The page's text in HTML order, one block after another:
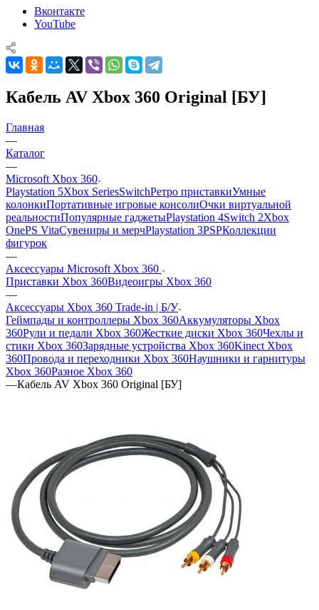
Вконтакте
YouTube
Кабель AV Xbox 360 Original [БУ]
Главная
—
Каталог
—
Microsoft Xbox 360
Playstation 5Xbox SeriesSwitchРетро приставкиУмные
колонкиПортативные игровые консолиОчки виртуальной
реальностиПопулярные гаджетыPlaystation 4Switch 2Xbox
OnePS VitaСувениры и мерчPlaystation 3PSPКоллекции
фигурок
—
Аксессуары Microsoft Xbox 360
Приставки Xbox 360Видеоигры Xbox 360
—
Аксессуары Xbox 360 Trade-in | Б/У
Геймпады и контроллеры Xbox 360Аккумуляторы Xbox
360Рули и педали Xbox 360Жесткие диски Xbox 360Чехлы и
стики Xbox 360Зарядные устройства Xbox 360Kinect Xbox
360Провода и переходники Xbox 360Наушники и гарнитуры
Xbox 360Разное Xbox 360
—Кабель AV Xbox 360 Original [БУ]